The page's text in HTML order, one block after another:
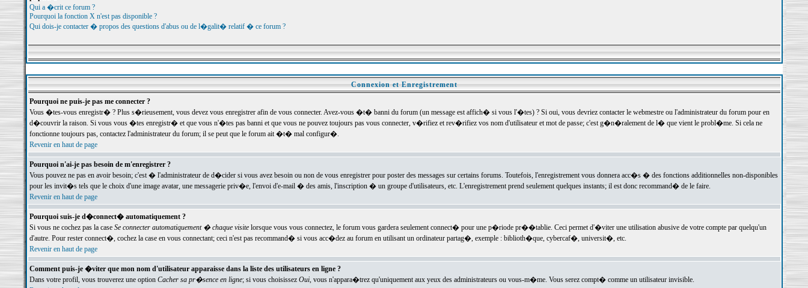
Qui a �crit ce forum ?
Pourquoi la fonction X n'est pas disponible ?
Qui dois-je contacter � propos des questions d'abus ou de l�galit� relatif � ce forum ?
Connexion et Enregistrement
Pourquoi ne puis-je pas me connecter ?
Vous �tes-vous enregistr� ? Plus s�rieusement, vous devez vous enregistrer afin de vous connecter. Avez-vous �t� banni du forum (un message est affich� si vous l'�tes) ? Si oui, vous devriez contacter le webmestre ou l'administrateur du forum pour en
d�couvrir la raison. Si vous vous �tes enregistr� et que vous n'�tes pas banni et que vous ne pouvez toujours pas vous connecter, v�rifiez et rev�rifiez vos nom d'utilisateur et mot de passe; c'est g�n�ralement de l� que vient le probl�me. Si cela ne
fonctionne toujours pas, contactez l'administrateur du forum; il se peut que le forum ait �t� mal configur�.
Revenir en haut de page
Pourquoi n'ai-je pas besoin de m'enregistrer ?
Vous pouvez ne pas en avoir besoin; c'est � l'administrateur de d�cider si vous avez besoin ou non de vous enregistrer pour poster des messages sur certains forums. Toutefois, l'enregistrement vous donnera acc�s � des fonctions additionnelles non-disponibles
pour les invit�s tels que le choix d'une image avatar, une messagerie priv�e, l'envoi d'e-mail � des amis, l'inscription � un groupe d'utilisateurs, etc. L'enregistrement prend seulement quelques instants; il est donc recommand� de le faire.
Revenir en haut de page
Pourquoi suis-je d�connect� automatiquement ?
Si vous ne cochez pas la case Se connecter automatiquement � chaque visitelorsque vous vous connectez, le forum vous gardera seulement connect� pour une p�riode pr��tablie. Ceci permet d'�viter une utilisation abusive de votre compte par quelqu'un
d'autre. Pour rester connect�, cochez la case en vous connectant; ceci n'est pas recommand� si vous acc�dez au forum en utilisant un ordinateur partag�, exemple : biblioth�que, cybercaf�, universit�, etc.
Revenir en haut de page
Comment puis-je �viter que mon nom d'utilisateur apparaisse dans la liste des utilisateurs en ligne ?
Dans votre profil, vous trouverez une option Cacher sa pr�sence en ligne; si vous choisissez Oui, vous n'appara�trez qu'uniquement aux yeux des administrateurs ou vous-m�me. Vous serez compt� comme un utilisateur invisible.